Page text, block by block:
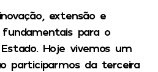
extensão e
para o
Hoje vivemos um
participarmos da terceira